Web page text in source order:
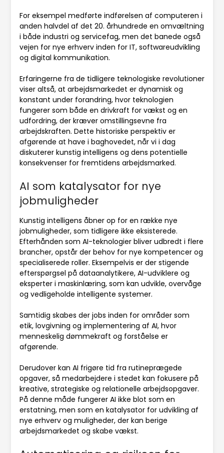
For eksempel medførte indførelsen af computeren i
anden halvdel af det 20. århundrede en omvæltning
i både industri og servicefag, men det banede også
vejen for nye erhverv inden for IT, softwareudvikling
og digital kommunikation.
Erfaringerne fra de tidligere teknologiske revolutioner
viser altså, at arbejdsmarkedet er dynamisk og
konstant under forandring, hvor teknologien
fungerer som både en drivkraft for vækst og en
udfordring, der kræver omstillingsevne fra
arbejdskraften. Dette historiske perspektiv er
afgørende at have i baghovedet, når vi i dag
diskuterer kunstig intelligens og dens potentielle
konsekvenser for fremtidens arbejdsmarked.
AI som katalysator for nye
jobmuligheder
Kunstig intelligens åbner op for en række nye
jobmuligheder, som tidligere ikke eksisterede.
Efterhånden som AI-teknologier bliver udbredt i flere
brancher, opstår der behov for nye kompetencer og
specialiserede roller. Eksempelvis er der stigende
efterspørgsel på dataanalytikere, AI-udviklere og
eksperter i maskinlæring, som kan udvikle, overvåge
og vedligeholde intelligente systemer.
Samtidig skabes der jobs inden for områder som
etik, lovgivning og implementering af AI, hvor
menneskelig dømmekraft og forståelse er
afgørende.
Derudover kan AI frigøre tid fra rutineprægede
opgaver, så medarbejdere i stedet kan fokusere på
kreative, strategiske og relationelle arbejdsopgaver.
På denne måde fungerer AI ikke blot som en
erstatning, men som en katalysator for udvikling af
nye erhverv og muligheder, der kan berige
arbejdsmarkedet og skabe vækst.